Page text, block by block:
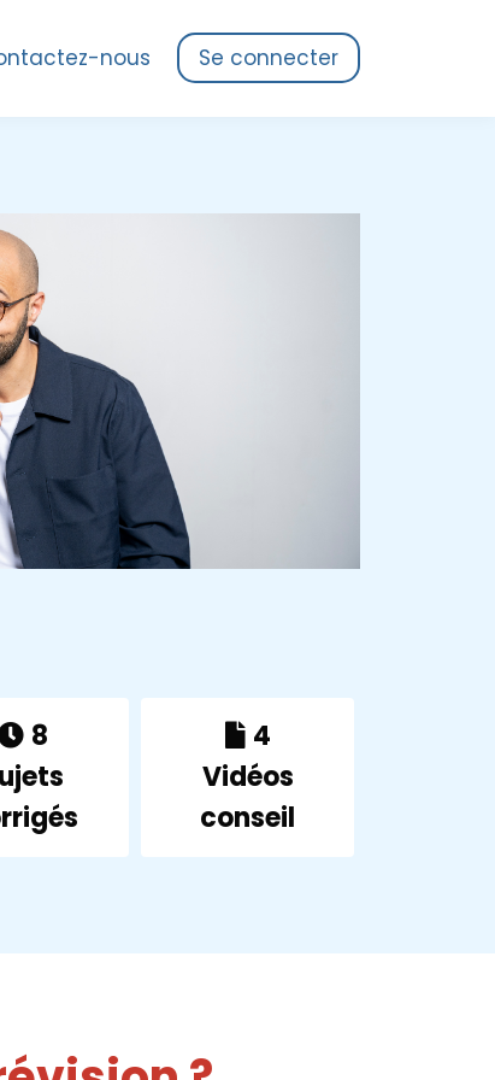
nous Se connecter
8
4
Vidéos
conseil